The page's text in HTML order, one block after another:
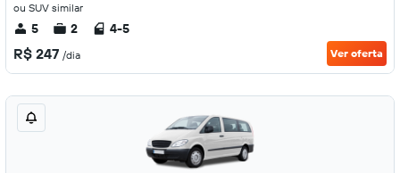
ou SUV similar
5 2 4-5
R$ 247 /dia Ver oferta